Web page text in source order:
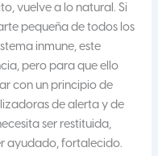
vuelve a lo natural. Si
pequeña de todos los
inmune, este
pero para que ello
con un principio de
de alerta y de
ser restituida,
ayudado, fortalecido.